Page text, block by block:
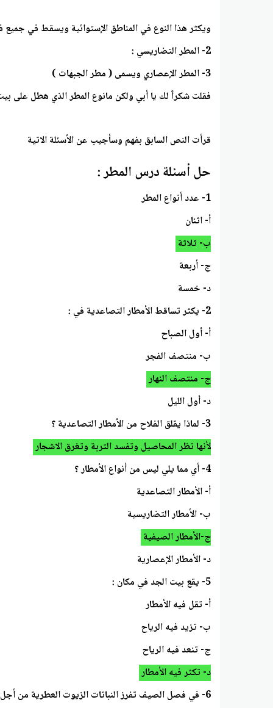
ويكثر هذا النوع في المناطق الإستوائية ويسقط في
2- المطر التضاريسي :
3- المطر الإعصاري ويسمى ( مطر الجبهات )
فقلت شكراً لك يا أبي ولكن مانوع المطر الذي هطل على
قرأت النص السابق بفهم وسأجيب عن الأسئلة الاتية
حل أسئلة درس المطر :
1- عدد أنواع المطر
أ- اثنان
ب- ثلاثة
ج- أربعة
د- خمسة
2- يكثر تساقط الأمطار التصاعدية في :
أ- أول الصباح
ب- منتصف الفجر
ج- منتصف النهار
د- أول الليل
3- لماذا يقلق الفلاح من الأمطار التصاعدية ؟
لأنها تظر المحاصيل وتفسد التربة وتغرق الاشجار
4- أي مما يلي ليس من أنواع الأمطار ؟
أ- الأمطار التصاعدية
ب- الأمطار التضاريسية
ج-الأمطار الصيفية
د- الأمطار الإعصارية
5- يقع بيت الجد في مكان :
أ- تقل فيه الأمطار
ب- تزيد فيه الرياح
ج- تنعد فيه الرياح
د- تكثر فيه الأمطار
6- في فصل الصيف تفرز النباتات الزيوت العطرية من أجل أن :